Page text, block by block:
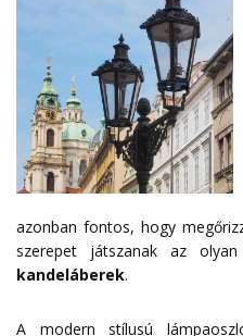
azonban fontos, hogy
szerepet játszanak az
kandeláberek.
A modern stílusú